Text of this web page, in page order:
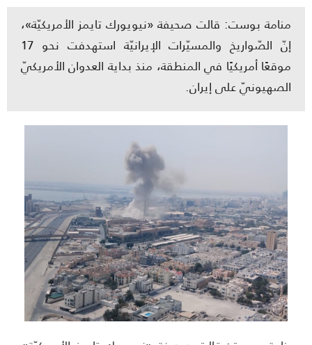
منامة بوست: قالت صحيفة «نيويورك تايمز الأمريكيّة»،
إنّ الصّواريخ والمسيّرات الإيرانيّة استهدفت نحو 17
موقعًا أمريكيًا في المنطقة، منذ بداية العدوان الأمريكيّ
الصهيونيّ على إيران.